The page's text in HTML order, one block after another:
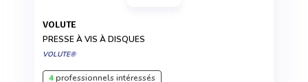
VOLUTE
PRESSE À VIS À DISQUES
VOLUTE®
4professionnels intéressés